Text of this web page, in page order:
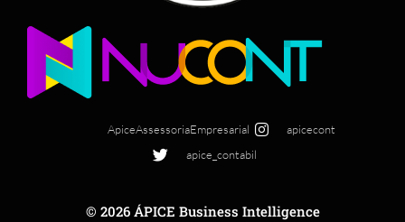
ApiceAssessoriaEmpresarial
apicecont
apice_contabil
© 2026 ÁPICE Business Intelligence